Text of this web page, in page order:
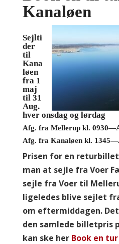
Kanaløen
Sejlti
der
til
Kana
løen
fra 1
maj
til 31
Aug.
hver onsdag og lørdag
Afg. fra Mellerup kl.
Afg. fra Kanaløen kl.
Prisen for en
man at sejle fra Voer
sejle fra Voer til
ligeledes blive sejlet
om eftermiddagen.
den samlede billetpris
kan ske her Book en